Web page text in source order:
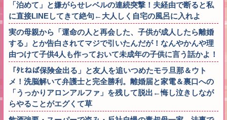
「泊めて」と嫌がらせレベルの連続突撃！夫経由で断ると私
に直接LINEしてきて絶句←大人しく自宅の風呂に入れよ
実の母親から「運命の人と再会した、子供が成人したら離婚
する」とか告白されてマジで引いたんだが！なんやかんや理
由つけて子供4人も作っておいて未成年の子供に言う話かよ！
「ﾀﾋねば保険金出る」と友人を追いつめたモラ旦那＆ウト
メ！洗脳解いて弁護士と完全勝利。離婚届と家電＆裏口への
「うっかりアロンアルファ」を残して脱出←悔し泣きしなが
らやることがエグくて草